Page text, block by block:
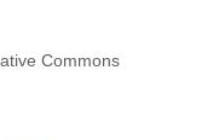
Commons